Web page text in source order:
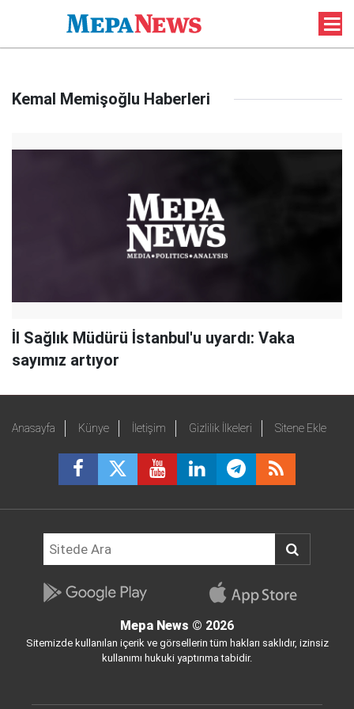
Kemal Memişoğlu Haberleri
İl Sağlık Müdürü İstanbul'u uyardı: Vaka
sayımız artıyor
Anasayfa Künye İletişim Gizlilik İlkeleri Sitene Ekle
Mepa News © 2026
Sitemizde kullanılan içerik ve görsellerin tüm hakları saklıdır, izinsiz
kullanımı hukuki yaptırıma tabidir.